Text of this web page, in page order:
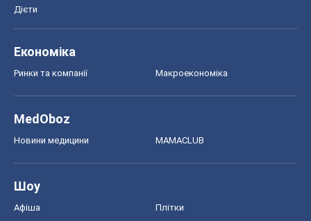
Дієти
Економіка
Ринки та компанії Макроекономіка
MedOboz
Новини медицини MAMACLUB
Шоу
Афіша Плітки